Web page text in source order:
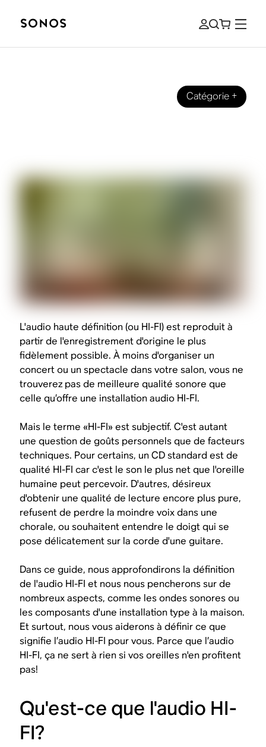
Catégorie+
L'audio haute définition (ou HI-FI) est reproduit à
partir de l'enregistrement d'origine le plus
fidèlement possible. À moins d'organiser un
concert ou un spectacle dans votre salon, vous ne
trouverez pas de meilleure qualité sonore que
celle qu’offre une installation audio HI-FI.
Mais le terme «HI-FI» est subjectif. C'est autant
une question de goûts personnels que de facteurs
techniques. Pour certains, un CD standard est de
qualité HI-FI car c'est le son le plus net que l'oreille
humaine peut percevoir. D'autres, désireux
d'obtenir une qualité de lecture encore plus pure,
refusent de perdre la moindre voix dans une
chorale, ou souhaitent entendre le doigt qui se
pose délicatement sur la corde d'une guitare.
Dans ce guide, nous approfondirons la définition
de l'audio HI-FI et nous nous pencherons sur de
nombreux aspects, comme les ondes sonores ou
les composants d'une installation type à la maison.
Et surtout, nous vous aiderons à définir ce que
signifie l’audio HI-FI pour vous. Parce que l’audio
HI-FI, ça ne sert à rien si vos oreilles n'en profitent
pas!
Qu'est-ce que l'audio HI-
FI?